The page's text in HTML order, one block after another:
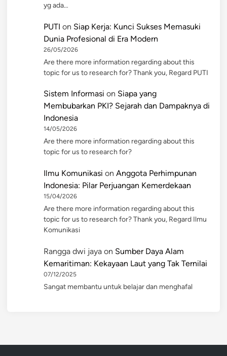
yg ada…
PUTI on Siap Kerja: Kunci Sukses Memasuki
Dunia Profesional di Era Modern
26/05/2026
Are there more information regarding about this
topic for us to research for? Thank you, Regard PUTI
Sistem Informasi on Siapa yang
Membubarkan PKI? Sejarah dan Dampaknya di
Indonesia
14/05/2026
Are there more information regarding about this
topic for us to research for?
Ilmu Komunikasi on Anggota Perhimpunan
Indonesia: Pilar Perjuangan Kemerdekaan
15/04/2026
Are there more information regarding about this
topic for us to research for? Thank you, Regard Ilmu
Komunikasi
Rangga dwi jaya on Sumber Daya Alam
Kemaritiman: Kekayaan Laut yang Tak Ternilai
07/12/2025
Sangat membantu untuk belajar dan menghafal